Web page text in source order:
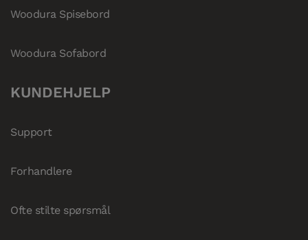
Woodura Spisebord
Woodura Sofabord
KUNDEHJELP
Support
Forhandlere
Ofte stilte spørsmål